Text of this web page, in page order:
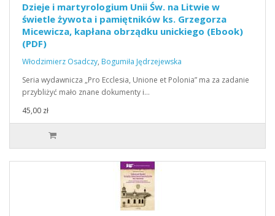
Dzieje i martyrologium Unii Św. na Litwie w
świetle żywota i pamiętników ks. Grzegorza
Micewicza, kapłana obrządku unickiego (Ebook)
(PDF)
Włodzimierz Osadczy, Bogumiła Jędrzejewska
Seria wydawnicza „Pro Ecclesia, Unione et Polonia” ma za zadanie
przybliżyć mało znane dokumenty i…
45,00 zł